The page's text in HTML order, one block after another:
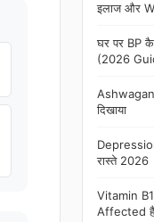
इलाज और
घर पर BP
(2026
दिखाया
रास्ते 2026
Vitamin
Affected हैं